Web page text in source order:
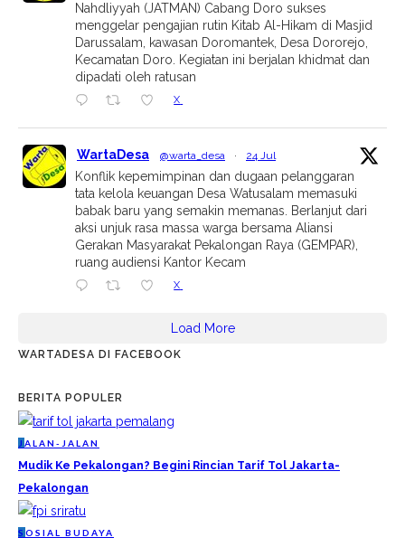
Nahdliyyah (JATMAN) Cabang Doro sukses
menggelar pengajian rutin Kitab Al-Hikam di Masjid
Darussalam, kawasan Doromantek, Desa Dororejo,
Kecamatan Doro. Kegiatan ini berjalan khidmat dan
dipadati oleh ratusan
X
WartaDesa @warta_desa · 24 Jul
Konflik kepemimpinan dan dugaan pelanggaran
tata kelola keuangan Desa Watusalam memasuki
babak baru yang semakin memanas. Berlanjut dari
aksi unjuk rasa massa warga bersama Aliansi
Gerakan Masyarakat Pekalongan Raya (GEMPAR),
ruang audiensi Kantor Kecam
X
Load More
WARTADESA DI FACEBOOK
BERITA POPULER
J ALAN-JALAN
Mudik Ke Pekalongan? Begini Rincian Tarif Tol Jakarta-
Pekalongan
S OSIAL BUDAYA